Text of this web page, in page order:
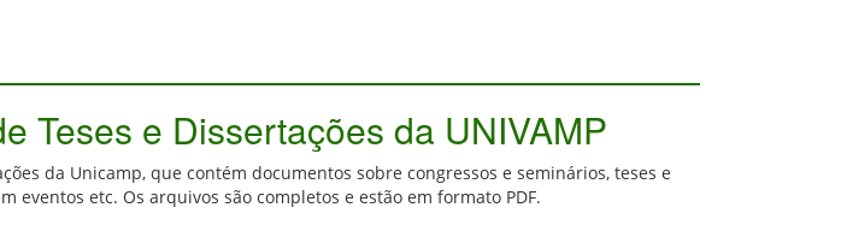
Teses e Dissertações da UNIVAMP
da Unicamp, que contém documentos sobre congressos e seminários, teses e
eventos etc. Os arquivos são completos e estão em formato PDF.